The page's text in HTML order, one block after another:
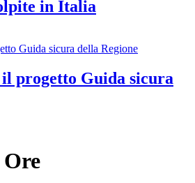
in Italia
il progetto Guida sicura